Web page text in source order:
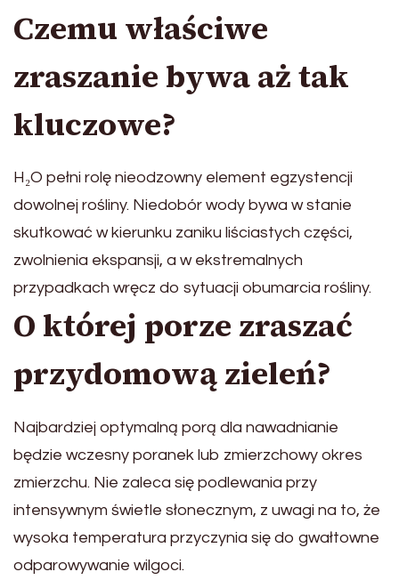
Czemu właściwe
zraszanie bywa aż tak
kluczowe?
H₂O pełni rolę nieodzowny element egzystencji
dowolnej rośliny. Niedobór wody bywa w stanie
skutkować w kierunku zaniku liściastych części,
zwolnienia ekspansji, a w ekstremalnych
przypadkach wręcz do sytuacji obumarcia rośliny.
O której porze zraszać
przydomową zieleń?
Najbardziej optymalną porą dla nawadnianie
będzie wczesny poranek lub zmierzchowy okres
zmierzchu. Nie zaleca się podlewania przy
intensywnym świetle słonecznym, z uwagi na to, że
wysoka temperatura przyczynia się do gwałtowne
odparowywanie wilgoci.